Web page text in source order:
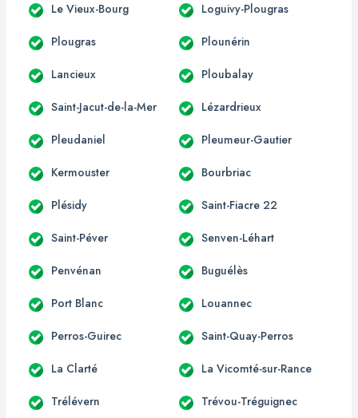
Le Vieux-Bourg Loguivy-Plougras
Plougras Plounérin
Lancieux Ploubalay
Saint-Jacut-de-la-Mer Lézardrieux
Pleudaniel Pleumeur-Gautier
Kermouster Bourbriac
Plésidy Saint-Fiacre 22
Saint-Péver Senven-Léhart
Penvénan Buguélès
Port Blanc Louannec
Perros-Guirec Saint-Quay-Perros
La Clarté La Vicomté-sur-Rance
Trélévern Trévou-Tréguignec